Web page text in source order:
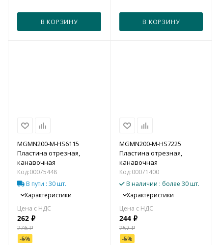
В КОРЗИНУ В КОРЗИНУ
MGMN200-M-HS6115
Пластина отрезная,
канавочная
Код:00075448
В пути : 30 шт.
Характеристики
262 ₽
276₽
-5%
MGMN200-M-HS7225
Пластина отрезная,
канавочная
Код:00071400
В наличии : более 30 шт.
Характеристики
244₽
257₽
-5%